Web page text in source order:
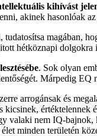
kihívást
akinek
magában,
hétköznapi
. Sok olyan
Márpedig
arrogánsak és
valaki nem IQ-
minden területén